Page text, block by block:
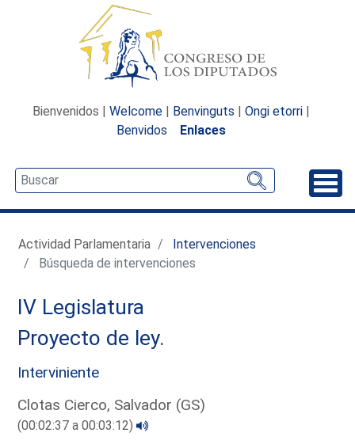
Bienvenidos | Welcome | Benvinguts | Ongi etorri |
Benvidos
Enlaces
Actividad Parlamentaria
Intervenciones
Búsqueda de intervenciones
IV Legislatura
Proyecto de ley.
Interviniente
Clotas Cierco, Salvador (GS)
(00:02:37 a 00:03:12)